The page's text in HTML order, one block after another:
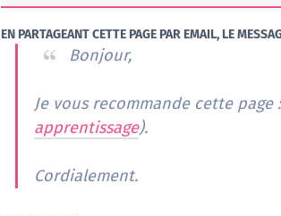
EN PARTAGEANT CETTE PAGE PAR EMAIL, LE
Bonjour,
apprentissage).
Cordialement.